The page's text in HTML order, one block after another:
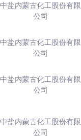
中盐内蒙古化工股份有限
公司
中盐内蒙古化工股份有限
公司
中盐内蒙古化工股份有限
公司
中盐内蒙古化工股份有限
公司